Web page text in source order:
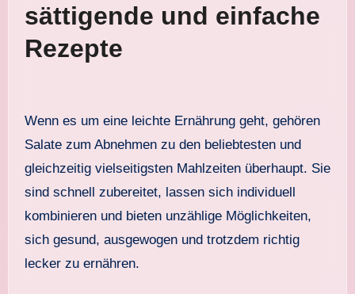
sättigende und einfache
Rezepte
Wenn es um eine leichte Ernährung geht, gehören
Salate zum Abnehmen zu den beliebtesten und
gleichzeitig vielseitigsten Mahlzeiten überhaupt. Sie
sind schnell zubereitet, lassen sich individuell
kombinieren und bieten unzählige Möglichkeiten,
sich gesund, ausgewogen und trotzdem richtig
lecker zu ernähren.